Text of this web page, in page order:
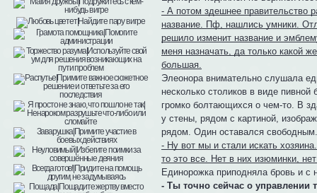
- А потом здешнее правительство
название. Пф, нашлись умники.
решило изменит название и
меня назначать, да только какой
большая.
Элеонора внимательно слушала
несколько столиков в виде
громко болтающихся о чем-то. В
у стены, рядом с картиной,
рядом. Один оставался
- Ну вот мы и стали искать
то это все. Нет в них изюминки,
Единорожка приподняла бровь и с
- Ты точно сейчас о управлении